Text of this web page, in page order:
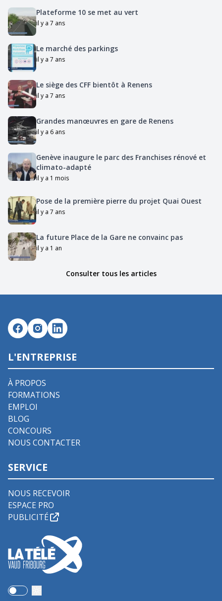
Plateforme 10 se met au vert
il y a 7 ans
Le marché des parkings
il y a 7 ans
Le siège des CFF bientôt à Renens
il y a 7 ans
Grandes manœuvres en gare de Renens
il y a 6 ans
Genève inaugure le parc des Franchises rénové et
climato-adapté
il y a 1 mois
Pose de la première pierre du projet Quai Ouest
il y a 7 ans
La future Place de la Gare ne convainc pas
il y a 1 an
Consulter tous les articles
L'ENTREPRISE
À PROPOS
FORMATIONS
EMPLOI
BLOG
CONCOURS
NOUS CONTACTER
SERVICE
NOUS RECEVOIR
ESPACE PRO
PUBLICITÉ
Use setting